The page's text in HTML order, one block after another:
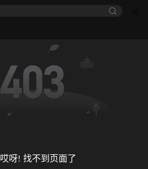
哎呀! 找不到页面了